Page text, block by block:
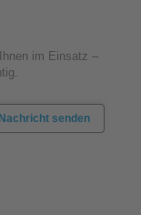
im Einsatz –
Nachricht senden